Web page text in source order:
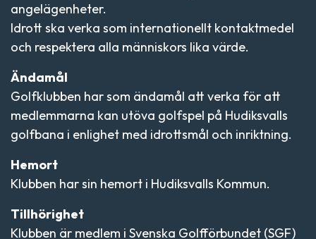
angelägenheter.
Idrott ska verka som internationellt kontaktmedel
och respektera alla människors lika värde.
Ändamål
Golfklubben har som ändamål att verka för att
medlemmarna kan utöva golfspel på Hudiksvalls
golfbana i enlighet med idrottsmål och inriktning.
Hemort
Klubben har sin hemort i Hudiksvalls Kommun.
Tillhörighet
Klubben är medlem i Svenska Golfförbundet (SGF)